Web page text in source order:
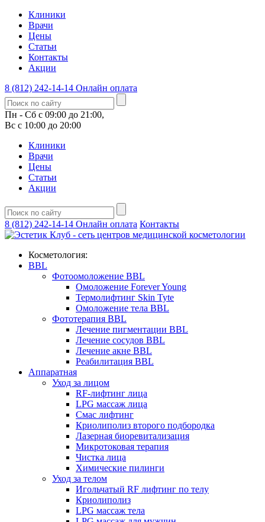
Клиники
Врачи
Цены
Статьи
Контакты
Акции
8 (812) 242-14-14 Онлайн оплата
Пн - Сб с 09:00 до 21:00,
Вс с 10:00 до 20:00
Клиники
Врачи
Цены
Статьи
Акции
8 (812) 242-14-14 Онлайн оплата Контакты
Косметология:
BBL
Фотоомоложение BBL
Омоложение Forever Young
Термолифтинг Skin Tyte
Омоложение тела BBL
Фототерапия BBL
Лечение пигментации BBL
Лечение сосудов BBL
Лечение акне BBL
Реабилитация BBL
Аппаратная
Уход за лицом
RF-лифтинг лица
LPG массаж лица
Смас лифтинг
Криолиполиз второго подбородка
Лазерная биоревитализация
Микротоковая терапия
Чистка лица
Химические пилинги
Уход за телом
Игольчатый RF лифтинг по телу
Криолиполиз
LPG массаж тела